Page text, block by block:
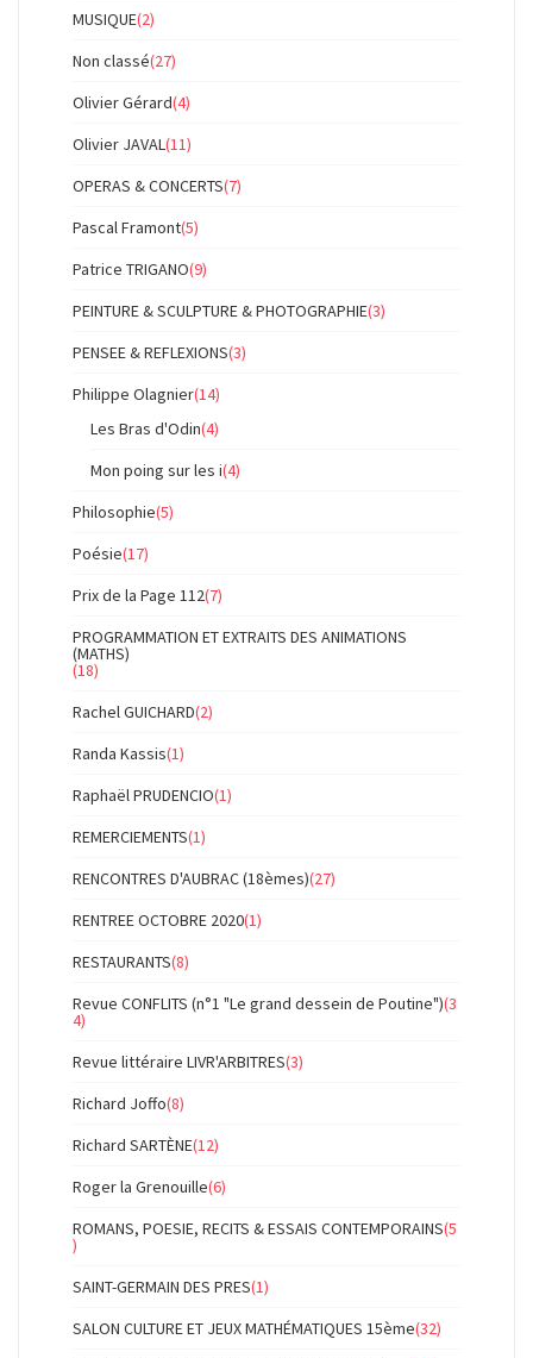
MUSIQUE(2)
Non classé(27)
Olivier Gérard(4)
Olivier JAVAL(11)
OPERAS & CONCERTS(7)
Pascal Framont(5)
Patrice TRIGANO(9)
PEINTURE & SCULPTURE & PHOTOGRAPHIE(3)
PENSEE & REFLEXIONS(3)
Philippe Olagnier(14)
Les Bras d'Odin(4)
Mon poing sur les i(4)
Philosophie(5)
Poésie(17)
Prix de la Page 112(7)
PROGRAMMATION ET EXTRAITS DES ANIMATIONS
(MATHS)
(18)
Rachel GUICHARD(2)
Randa Kassis(1)
Raphaël PRUDENCIO(1)
REMERCIEMENTS(1)
RENCONTRES D'AUBRAC (18èmes)(27)
RENTREE OCTOBRE 2020(1)
RESTAURANTS(8)
Revue CONFLITS (n°1 "Le grand dessein de Poutine")(3
4)
Revue littéraire LIVR'ARBITRES(3)
Richard Joffo(8)
Richard SARTÈNE(12)
Roger la Grenouille(6)
ROMANS, POESIE, RECITS & ESSAIS CONTEMPORAINS(5
)
SAINT-GERMAIN DES PRES(1)
SALON CULTURE ET JEUX MATHÉMATIQUES 15ème(32)